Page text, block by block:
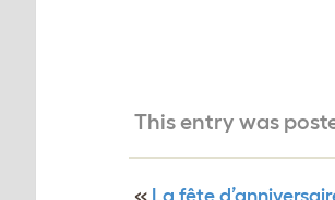
This entry was
« La fête